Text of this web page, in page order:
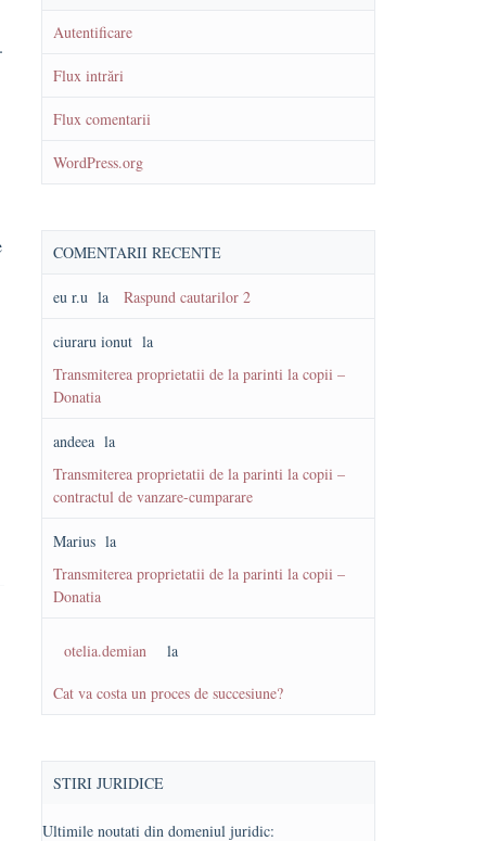
Autentificare
Flux intrări
Flux comentarii
WordPress.org
COMENTARII RECENTE
eu r.u la Raspund cautarilor 2
ciuraru ionut la
Transmiterea proprietatii de la parinti la copii –
Donatia
andeea la
Transmiterea proprietatii de la parinti la copii –
contractul de vanzare-cumparare
Marius la
Transmiterea proprietatii de la parinti la copii –
Donatia
otelia.demian la
Cat va costa un proces de succesiune?
STIRI JURIDICE
Ultimile noutati din domeniul juridic: